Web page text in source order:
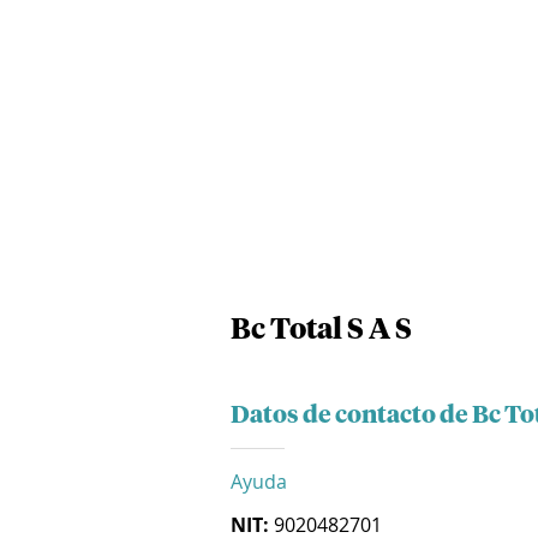
Bc Total S A S
Datos de contacto de Bc
Ayuda
NIT: 9020482701